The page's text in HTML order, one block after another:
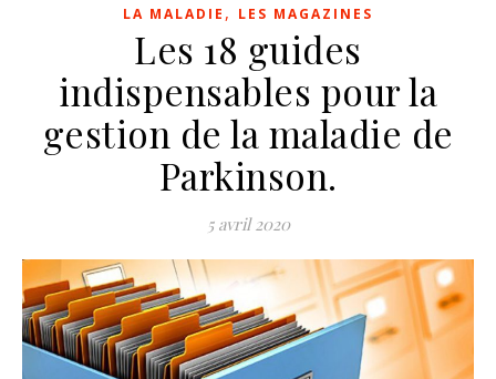
LA MALADIE , LES MAGAZINES
Les 18 guides
indispensables pour la
gestion de la maladie de
Parkinson.
5 avril 2020